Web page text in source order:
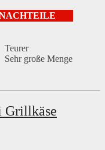
Teurer
Sehr große Menge
Grillkäse